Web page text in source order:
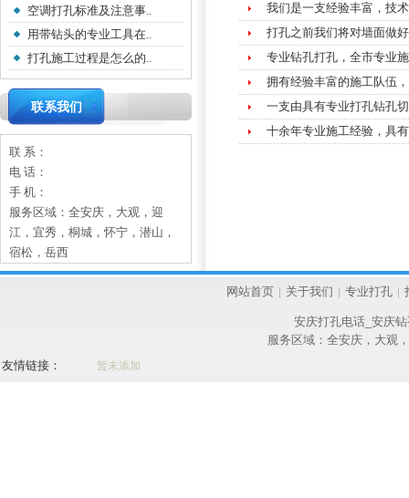
空调打孔标准及注意事..
用带钻头的专业工具在..
打孔施工过程是怎么的..
联系我们
联 系：
电 话：
手 机：
服务区域：全安庆，大观，迎
江，宜秀，桐城，怀宁，潜山，
宿松，岳西
我们是一支经验丰富，技
打孔之前我们将对墙面做
专业钻孔打孔，全市专业
拥有经验丰富的施工队伍
一支由具有专业打孔钻孔
十余年专业施工经验，具
网站首页 | 关于我们 | 专业打孔 |
安庆打孔电话_安庆
服务区域：全安庆，大观
友情链接：
暂未添加